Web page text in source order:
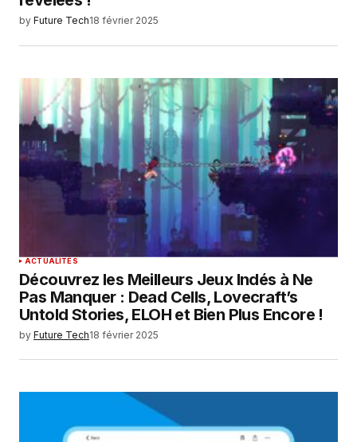
by Future Tech18 février 2025
ACTUALITÉS
Découvrez les Meilleurs Jeux Indés à Ne
Pas Manquer : Dead Cells, Lovecraft’s
Untold Stories, ELOH et Bien Plus Encore !
by Future Tech18 février 2025